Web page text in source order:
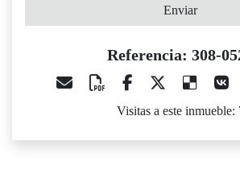
Enviar
Referencia: 308-
Visitas a este inmueble: